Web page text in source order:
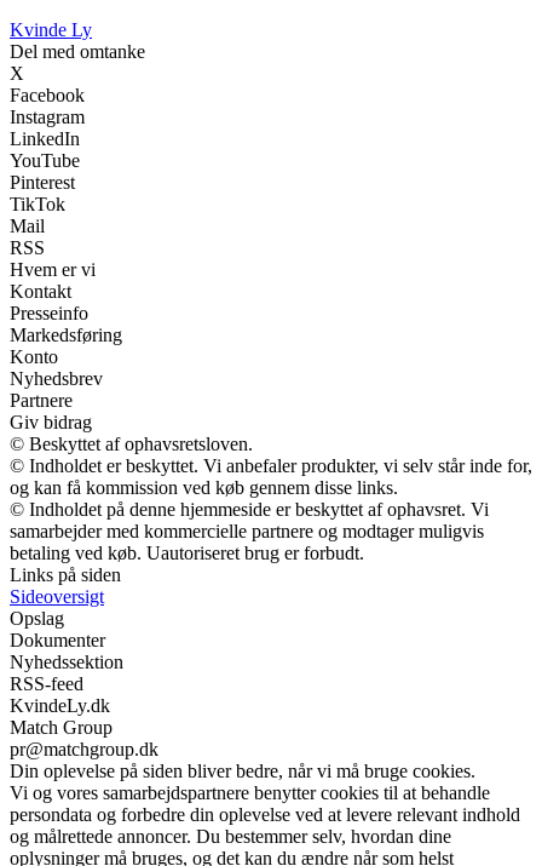
Kvinde Ly
Del med omtanke
X
Facebook
Instagram
LinkedIn
YouTube
Pinterest
TikTok
Mail
RSS
Hvem er vi
Kontakt
Presseinfo
Markedsføring
Konto
Nyhedsbrev
Partnere
Giv bidrag
© Beskyttet af ophavsretsloven.
© Indholdet er beskyttet. Vi anbefaler produkter, vi selv står inde for,
og kan få kommission ved køb gennem disse links.
© Indholdet på denne hjemmeside er beskyttet af ophavsret. Vi
samarbejder med kommercielle partnere og modtager muligvis
betaling ved køb. Uautoriseret brug er forbudt.
Links på siden
Sideoversigt
Opslag
Dokumenter
Nyhedssektion
RSS-feed
KvindeLy.dk
Match Group
pr@matchgroup.dk
Din oplevelse på siden bliver bedre, når vi må bruge cookies.
Vi og vores samarbejdspartnere benytter cookies til at behandle
persondata og forbedre din oplevelse ved at levere relevant indhold
og målrettede annoncer. Du bestemmer selv, hvordan dine
oplysninger må bruges, og det kan du ændre når som helst